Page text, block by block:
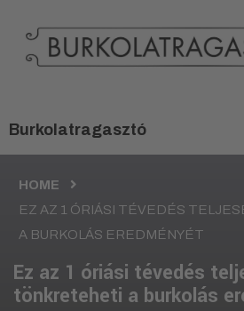
HOME
EZ AZ 1 ÓRIÁSI TÉVEDÉS
A BURKOLÁS EREDMÉNYÉT
Ez az 1 óriási tévedés
tönkreteheti a burkolás